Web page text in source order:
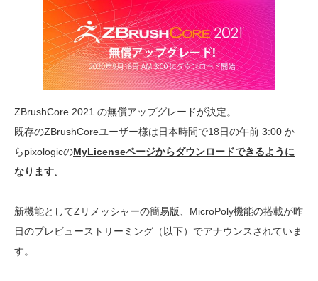
ZBrushCore 2021 の無償アップグレードが決定。
既存のZBrushCoreユーザー様は日本時間で18日の午前 3:00 か
らpixologicのMyLicenseページからダウンロードできるように
なります。
新機能としてZリメッシャーの簡易版、MicroPoly機能の搭載が昨
日のプレビューストリーミング（以下）でアナウンスされていま
す。